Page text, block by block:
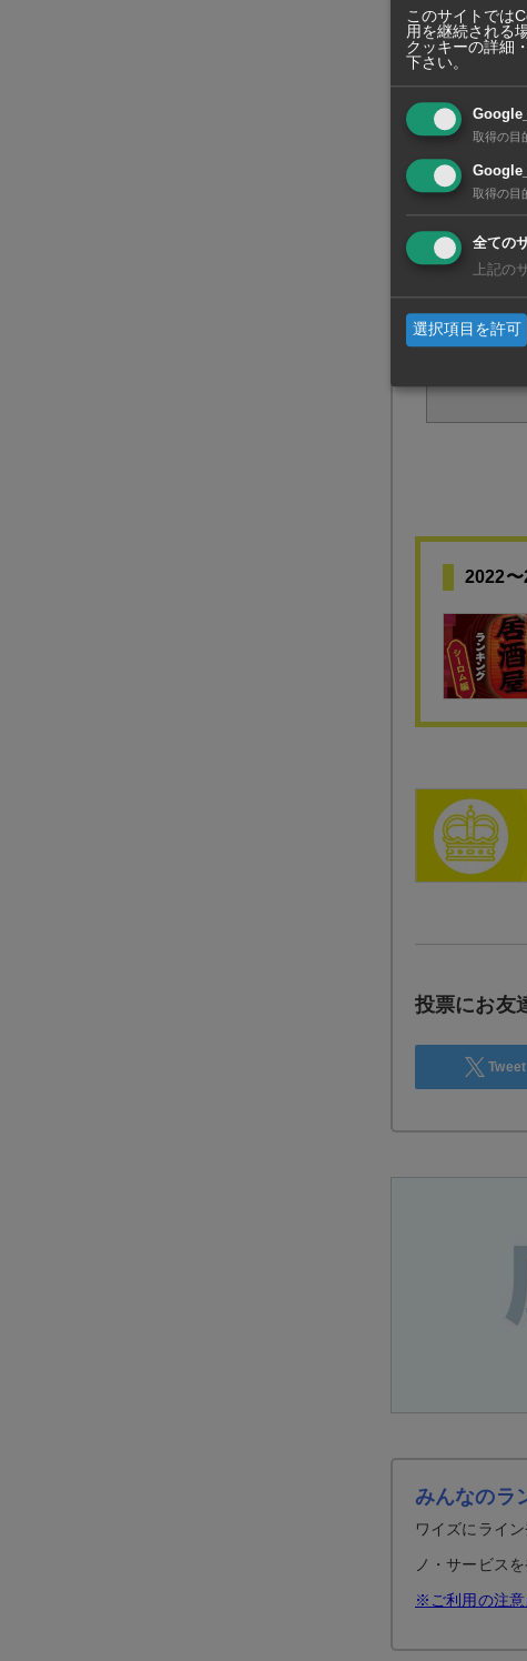
し
世界
南亭
2022〜
投票にお友
Tweet
みんなのラ
ワイズにライ
ノ・サービス
※ご利用の注意
このサイトでは
用を継続される
クッキーの詳細
下さい。
取得の目
取得の目
全ての
上記の
選択項目を許可